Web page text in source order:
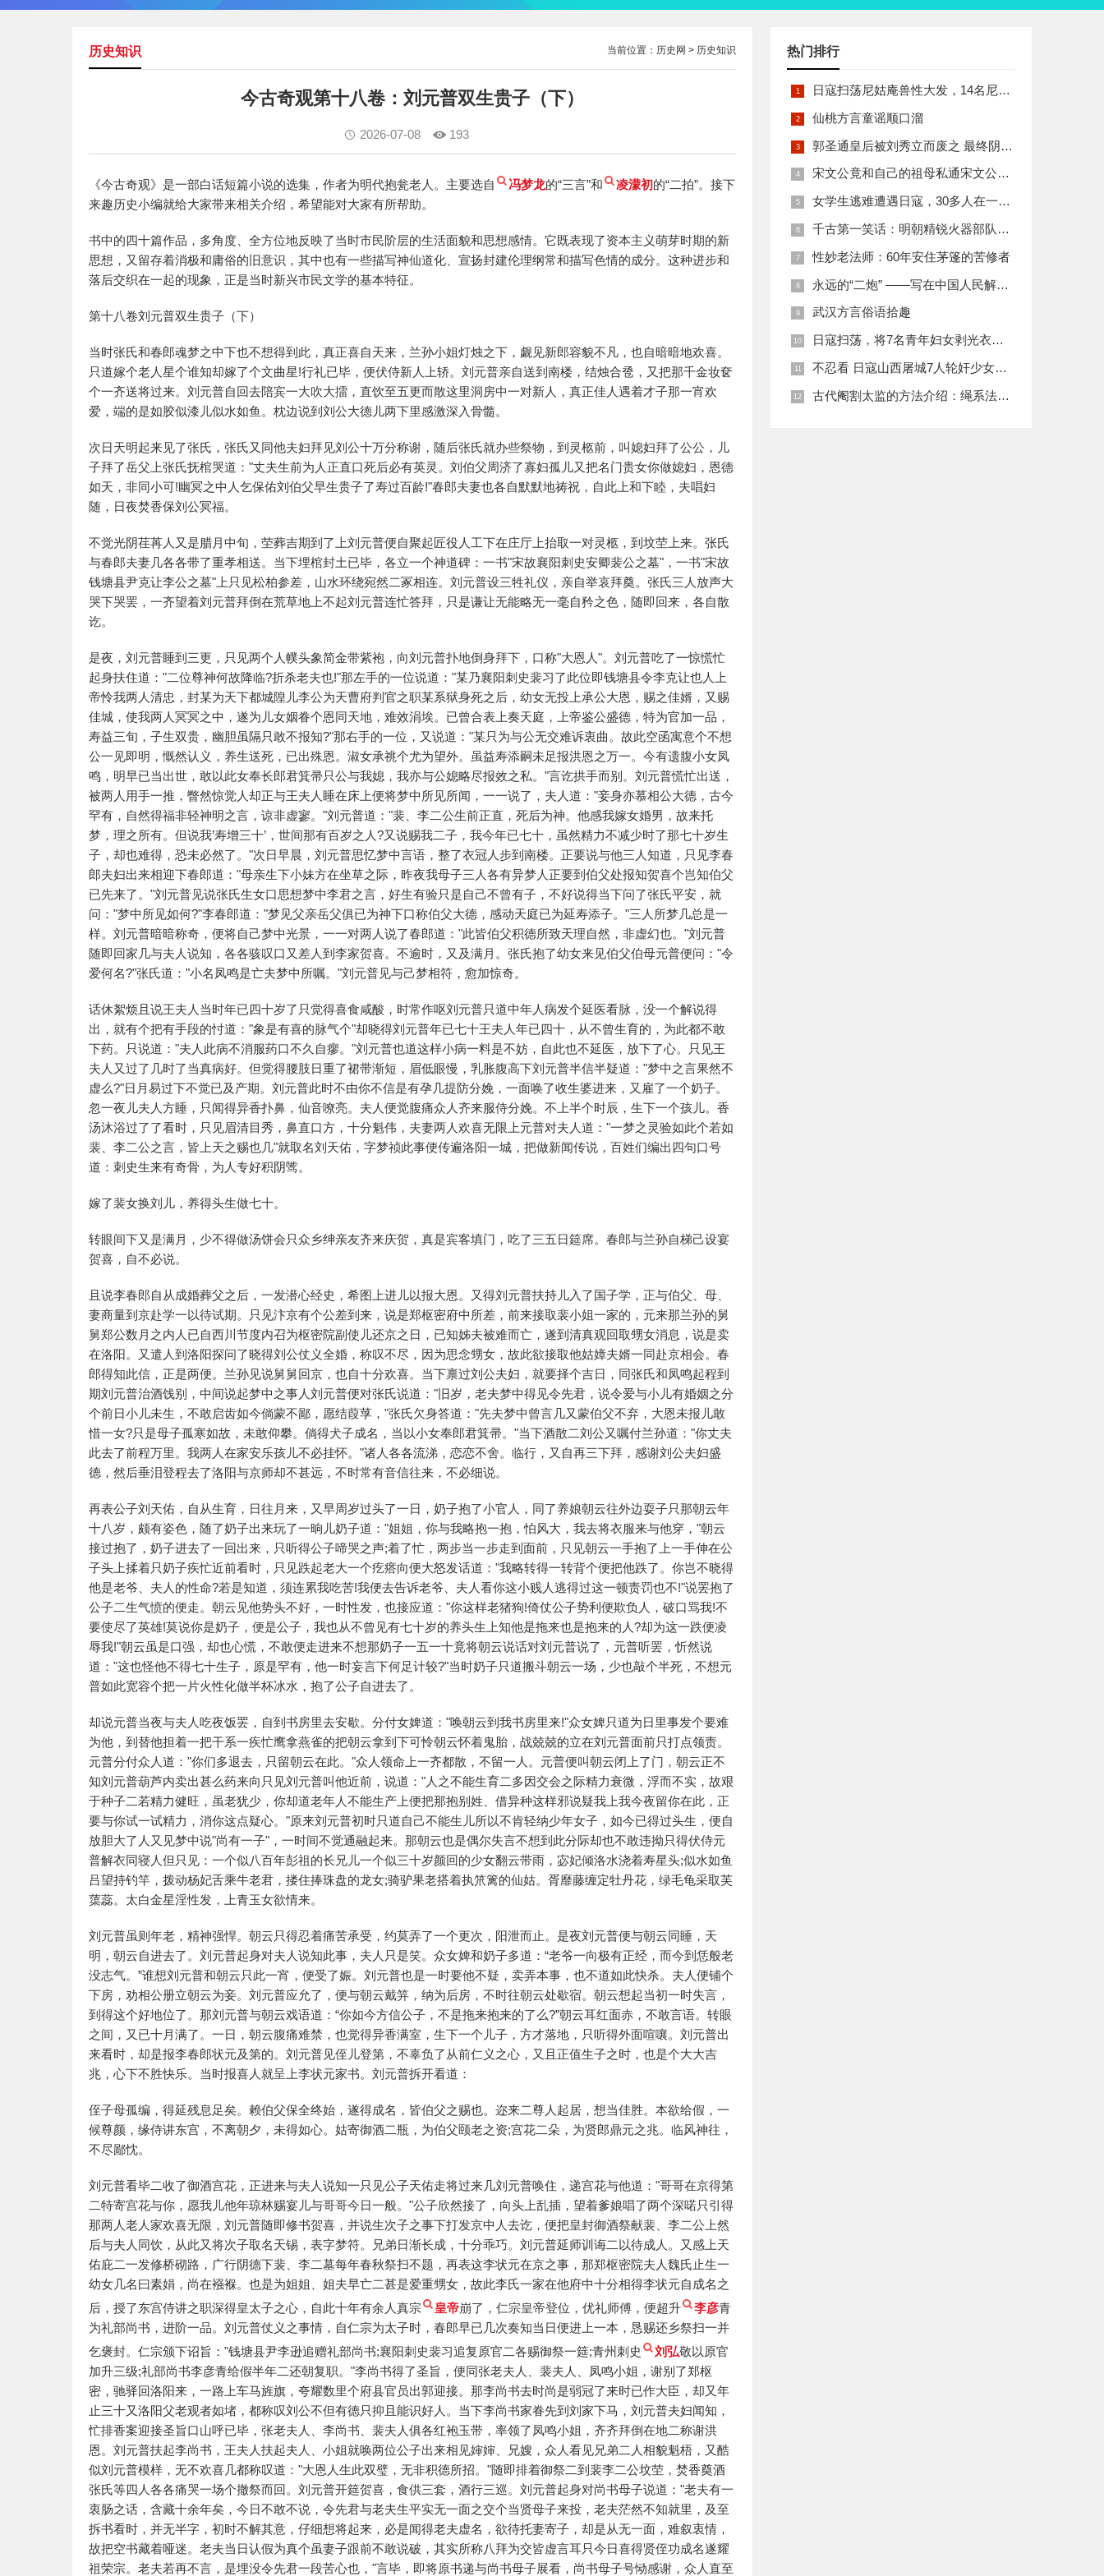
当前位置： 历史网 > 历史知识
历史知识
今古奇观第十八卷：刘元普双生贵子（下）
2026-07-08 193
《今古奇观》是一部白话短篇小说的选集，作者为明代抱瓮老人。主要选自 冯梦龙的“三言”和 凌濛初的“二拍”。接下
来趣历史小编就给大家带来相关介绍，希望能对大家有所帮助。
书中的四十篇作品，多角度、全方位地反映了当时市民阶层的生活面貌和思想感情。它既表现了资本主义萌芽时期的新
思想，又留存着消极和庸俗的旧意识，其中也有一些描写神仙道化、宣扬封建伦理纲常和描写色情的成分。这种进步和
落后交织在一起的现象，正是当时新兴市民文学的基本特征。
第十八卷刘元普双生贵子（下）
当时张氏和春郎魂梦之中下也不想得到此，真正喜自天来，兰孙小姐灯烛之下，觑见新郎容貌不凡，也自暗暗地欢喜。
只道嫁个老人星个谁知却嫁了个文曲星!行礼已毕，便伏侍新人上轿。刘元普亲自送到南楼，结烛合卺，又把那千金妆奁
个一齐送将过来。刘元普自回去陪宾一大吹大擂，直饮至五更而散这里洞房中一对新人，真正佳人遇着才子那一宵欢
爱，端的是如胶似漆儿似水如鱼。枕边说到刘公大德儿两下里感激深入骨髓。
次日天明起来见了张氏，张氏又同他夫妇拜见刘公十万分称谢，随后张氏就办些祭物，到灵柩前，叫媳妇拜了公公，儿
子拜了岳父上张氏抚棺哭道："丈夫生前为人正直口死后必有英灵。刘伯父周济了寡妇孤儿又把名门贵女你做媳妇，恩德
如天，非同小可!幽冥之中人乞保佑刘伯父早生贵子了寿过百龄!"春郎夫妻也各自默默地祷祝，自此上和下睦，夫唱妇
随，日夜焚香保刘公冥福。
不觉光阴荏苒人又是腊月中旬，茔葬吉期到了上刘元普便自聚起匠役人工下在庄厅上抬取一对灵柩，到坟茔上来。张氏
与春郎夫妻几各各带了重孝相送。当下埋棺封土已毕，各立一个神道碑：一书"宋故襄阳刺史安卿裴公之墓"，一书"宋故
钱塘县尹克让李公之墓"上只见松柏参差，山水环绕宛然二冢相连。刘元普设三牲礼仪，亲自举哀拜奠。张氏三人放声大
哭下哭罢，一齐望着刘元普拜倒在荒草地上不起刘元普连忙答拜，只是谦让无能略无一毫自矜之色，随即回来，各自散
讫。
是夜，刘元普睡到三更，只见两个人幞头象简金带紫袍，向刘元普扑地倒身拜下，口称"大恩人"。刘元普吃了一惊慌忙
起身扶住道："二位尊神何故降临?折杀老夫也!"那左手的一位说道："某乃襄阳刺史裴习了此位即钱塘县令李克让也人上
帝怜我两人清忠，封某为天下都城隍儿李公为天曹府判官之职某系狱身死之后，幼女无投上承公大恩，赐之佳婿，又赐
佳城，使我两人冥冥之中，遂为儿女姻眷个恩同天地，难效涓埃。已曾合表上奏天庭，上帝鉴公盛德，特为官加一品，
寿益三旬，子生双贵，幽胆虽隔只敢不报知?"那右手的一位，又说道："某只为与公无交难诉衷曲。故此空函寓意个不想
公一见即明，慨然认义，养生送死，已出殊恩。淑女承祧个尤为望外。虽益寿添嗣未足报洪恩之万一。今有遗腹小女凤
鸣，明早已当出世，敢以此女奉长郎君箕帚只公与我媳，我亦与公媳略尽报效之私。"言讫拱手而别。刘元普慌忙出送，
被两人用手一推，瞥然惊觉人却正与王夫人睡在床上便将梦中所见所闻，一一说了，夫人道："妾身亦慕相公大德，古今
罕有，自然得福非轻神明之言，谅非虚寥。"刘元普道："裴、李二公生前正直，死后为神。他感我嫁女婚男，故来托
梦，理之所有。但说我’寿增三十’，世间那有百岁之人?又说赐我二子，我今年已七十，虽然精力不减少时了那七十岁生
子，却也难得，恐未必然了。"次日早晨，刘元普思忆梦中言语，整了衣冠人步到南楼。正要说与他三人知道，只见李春
郎夫妇出来相迎下春郎道："母亲生下小妹方在坐草之际，昨夜我母子三人各有异梦人正要到伯父处报知贺喜个岂知伯父
已先来了。"刘元普见说张氏生女口思想梦中李君之言，好生有验只是自己不曾有子，不好说得当下问了张氏平安，就
问："梦中所见如何?"李春郎道："梦见父亲岳父俱已为神下口称伯父大德，感动天庭已为延寿添子。"三人所梦几总是一
样。刘元普暗暗称奇，便将自己梦中光景，一一对两人说了春郎道："此皆伯父积德所致天理自然，非虚幻也。"刘元普
随即回家几与夫人说知，各各骇叹口又差人到李家贺喜。不逾时，又及满月。张氏抱了幼女来见伯父伯母元普便问："令
爱何名?"张氏道："小名凤鸣是亡夫梦中所嘱。"刘元普见与己梦相符，愈加惊奇。
话休絮烦且说王夫人当时年已四十岁了只觉得喜食咸酸，时常作呕刘元普只道中年人病发个延医看脉，没一个解说得
出，就有个把有手段的忖道："象是有喜的脉气个"却晓得刘元普年已七十王夫人年已四十，从不曾生育的，为此都不敢
下药。只说道："夫人此病不消服药口不久自瘳。"刘元普也道这样小病一料是不妨，自此也不延医，放下了心。只见王
夫人又过了几时了当真病好。但觉得腰肢日重了裙带渐短，眉低眼慢，乳胀腹高下刘元普半信半疑道："梦中之言果然不
虚么?"日月易过下不觉已及产期。刘元普此时不由你不信是有孕几提防分娩，一面唤了收生婆进来，又雇了一个奶子。
忽一夜儿夫人方睡，只闻得异香扑鼻，仙音嘹亮。夫人便觉腹痛众人齐来服侍分娩。不上半个时辰，生下一个孩儿。香
汤沐浴过了了看时，只见眉清目秀，鼻直口方，十分魁伟，夫妻两人欢喜无限上元普对夫人道："一梦之灵验如此个若如
裴、李二公之言，皆上天之赐也几"就取名刘天佑，字梦祯此事便传遍洛阳一城，把做新闻传说，百姓们编出四句口号
道：刺史生来有奇骨，为人专好积阴骘。
嫁了裴女换刘儿，养得头生做七十。
转眼间下又是满月，少不得做汤饼会只众乡绅亲友齐来庆贺，真是宾客填门，吃了三五日筵席。春郎与兰孙自梯己设宴
贺喜，自不必说。
且说李春郎自从成婚葬父之后，一发潜心经史，希图上进儿以报大恩。又得刘元普扶持儿入了国子学，正与伯父、母、
妻商量到京赴学一以待试期。只见汴京有个公差到来，说是郑枢密府中所差，前来接取裴小姐一家的，元来那兰孙的舅
舅郑公数月之内人已自西川节度内召为枢密院副使儿还京之日，已知姊夫被难而亡，遂到清真观回取甥女消息，说是卖
在洛阳。又遣人到洛阳探问了晓得刘公仗义全婚，称叹不尽，因为思念甥女，故此欲接取他姑嫜夫婿一同赴京相会。春
郎得知此信，正是两便。兰孙见说舅舅回京，也自十分欢喜。当下禀过刘公夫妇，就要择个吉日，同张氏和凤鸣起程到
期刘元普治酒饯别，中间说起梦中之事人刘元普便对张氏说道："旧岁，老夫梦中得见令先君，说令爱与小儿有婚姻之分
个前日小儿未生，不敢启齿如今倘蒙不鄙，愿结葭莩，"张氏欠身答道："先夫梦中曾言几又蒙伯父不弃，大恩未报儿敢
惜一女?只是母子孤寒如故，未敢仰攀。倘得犬子成名，当以小女奉郎君箕帚。"当下酒散二刘公又嘱付兰孙道："你丈夫
此去了前程万里。我两人在家安乐孩儿不必挂怀。"诸人各各流涕，恋恋不舍。临行，又自再三下拜，感谢刘公夫妇盛
德，然后垂泪登程去了洛阳与京师却不甚远，不时常有音信往来，不必细说。
再表公子刘天佑，自从生育，日往月来，又早周岁过头了一日，奶子抱了小官人，同了养娘朝云往外边耍子只那朝云年
十八岁，颇有姿色，随了奶子出来玩了一晌儿奶子道："姐姐，你与我略抱一抱，怕风大，我去将衣服来与他穿，"朝云
接过抱了，奶子进去了一回出来，只听得公子啼哭之声;着了忙，两步当一步走到面前，只见朝云一手抱了上一手伸在公
子头上揉着只奶子疾忙近前看时，只见跌起老大一个疙瘩向便大怒发话道："我略转得一转背个便把他跌了。你岂不晓得
他是老爷、夫人的性命?若是知道，须连累我吃苦!我便去告诉老爷、夫人看你这小贱人逃得过这一顿责罚也不!"说罢抱了
公子二生气愤的便走。朝云见他势头不好，一时性发，也接应道："你这样老猪狗!倚仗公子势利便欺负人，破口骂我!不
要使尽了英雄!莫说你是奶子，便是公子，我也从不曾见有七十岁的养头生上知他是拖来也是抱来的人?却为这一跌便凌
辱我!"朝云虽是口强，却也心慌，不敢便走进来不想那奶子一五一十竟将朝云说话对刘元普说了，元普听罢，忻然说
道："这也怪他不得七十生子，原是罕有，他一时妄言下何足计较?"当时奶子只道搬斗朝云一场，少也敲个半死，不想元
普如此宽容个把一片火性化做半杯冰水，抱了公子自进去了。
却说元普当夜与夫人吃夜饭罢，自到书房里去安歇。分付女婢道："唤朝云到我书房里来!"众女婢只道为日里事发个要难
为他，到替他担着一把干系一疾忙鹰拿燕雀的把朝云拿到下可怜朝云怀着鬼胎，战兢兢的立在刘元普面前只打点领责。
元普分付众人道："你们多退去，只留朝云在此。"众人领命上一齐都散，不留一人。元普便叫朝云闭上了门，朝云正不
知刘元普葫芦内卖出甚么药来向只见刘元普叫他近前，说道："人之不能生育二多因交会之际精力衰微，浮而不实，故艰
于种子二若精力健旺，虽老犹少，你却道老年人不能生产上便把那抱别姓、借异种这样邪说疑我上我今夜留你在此，正
要与你试一试精力，消你这点疑心。"原来刘元普初时只道自己不能生儿所以不肯轻纳少年女子，如今已得过头生，便自
放胆大了人又见梦中说"尚有一子"，一时间不觉通融起来。那朝云也是偶尔失言不想到此分际却也不敢违拗只得伏侍元
普解衣同寝人但只见：一个似八百年彭祖的长兄儿一个似三十岁颜回的少女翻云带雨，宓妃倾洛水浇着寿星头;似水如鱼
吕望持钓竿，拨动杨妃舌乘牛老君，搂住捧珠盘的龙女;骑驴果老搭着执笊篱的仙姑。胥靡藤缠定牡丹花，绿毛龟采取芙
蕖蕊。太白金星淫性发，上青玉女欲情来。
刘元普虽则年老，精神强悍。朝云只得忍着痛苦承受，约莫弄了一个更次，阳泄而止。是夜刘元普便与朝云同睡，天
明，朝云自进去了。刘元普起身对夫人说知此事，夫人只是笑。众女婢和奶子多道：“老爷一向极有正经，而今到恁般老
没志气。”谁想刘元普和朝云只此一宵，便受了娠。刘元普也是一时要他不疑，卖弄本事，也不道如此快杀。夫人便铺个
下房，劝相公册立朝云为妾。刘元普应允了，便与朝云戴笄，纳为后房，不时往朝云处歇宿。朝云想起当初一时失言，
到得这个好地位了。那刘元普与朝云戏语道：“你如今方信公子，不是拖来抱来的了么?”朝云耳红面赤，不敢言语。转眼
之间，又已十月满了。一日，朝云腹痛难禁，也觉得异香满室，生下一个儿子，方才落地，只听得外面喧嚷。刘元普出
来看时，却是报李春郎状元及第的。刘元普见侄儿登第，不辜负了从前仁义之心，又且正值生子之时，也是个大大吉
兆，心下不胜快乐。当时报喜人就呈上李状元家书。刘元普拆开看道：
侄子母孤编，得延残息足矣。赖伯父保全终始，遂得成名，皆伯父之赐也。迩来二尊人起居，想当佳胜。本欲给假，一
候尊颜，缘侍讲东宫，不离朝夕，未得如心。姑寄御酒二瓶，为伯父颐老之资;宫花二朵，为贤郎鼎元之兆。临风神往，
不尽鄙忱。
刘元普看毕二收了御酒宫花，正进来与夫人说知一只见公子天佑走将过来几刘元普唤住，递宫花与他道："哥哥在京得第
二特寄宫花与你，愿我儿他年琼林赐宴儿与哥哥今日一般。"公子欣然接了，向头上乱插，望着爹娘唱了两个深喏只引得
那两人老人家欢喜无限，刘元普随即修书贺喜，并说生次子之事下打发京中人去讫，便把皇封御酒祭献裴、李二公上然
后与夫人同饮，从此又将次子取名天锡，表字梦符。兄弟日渐长成，十分乖巧。刘元普延师训诲二以待成人。又感上天
佑庇二一发修桥砌路，广行阴德下裴、李二墓每年春秋祭扫不题，再表这李状元在京之事，那郑枢密院夫人魏氏止生一
幼女几名曰素娟，尚在襁褓。也是为姐姐、姐夫早亡二甚是爱重甥女，故此李氏一家在他府中十分相得李状元自成名之
后，授了东宫侍讲之职深得皇太子之心，自此十年有余人真宗
皇帝崩了，仁宗皇帝登位，优礼师傅，便超升 李彦青
为礼部尚书，进阶一品。刘元普仗义之事情，自仁宗为太子时，春郎早已几次奏知当日便进上一本，恳赐还乡祭扫一并
乞褒封。仁宗颁下诏旨："钱塘县尹李逊追赠礼部尚书;襄阳刺史裴习追复原官二各赐御祭一筵;青州刺史
刘弘敬以原官
加升三级;礼部尚书李彦青给假半年二还朝复职。"李尚书得了圣旨，便同张老夫人、裴夫人、凤鸣小姐，谢别了郑枢
密，驰驿回洛阳来，一路上车马旌旗，夸耀数里个府县官员出郭迎接。那李尚书去时尚是弱冠了来时已作大臣，却又年
止三十又洛阳父老观者如堵，都称叹刘公不但有德只抑且能识好人。当下李尚书家眷先到刘家下马，刘元普夫妇闻知，
忙排香案迎接圣旨口山呼已毕，张老夫人、李尚书、裴夫人俱各红袍玉带，率领了凤鸣小姐，齐齐拜倒在地二称谢洪
恩。刘元普扶起李尚书，王夫人扶起夫人、小姐就唤两位公子出来相见婶婶、兄嫂，众人看见兄弟二人相貌魁梧，又酷
似刘元普模样，无不欢喜几都称叹道："大恩人生此双璧，无非积德所招。"随即排着御祭二到裴李二公坟茔，焚香奠酒
张氏等四人各各痛哭一场个撤祭而回。刘元普开筵贺喜，食供三套，酒行三巡。刘元普起身对尚书母子说道："老夫有一
衷肠之话，含藏十余年矣，今日不敢不说，令先君与老夫生平实无一面之交个当贤母子来投，老夫茫然不知就里，及至
拆书看时，并无半字，初时不解其意，仔细想将起来，必是闻得老夫虚名，欲待托妻寄子，却是从无一面，难叙衷情，
故把空书藏着哑迷。老夫当日认假为真个虽妻子跟前不敢说破，其实所称八拜为交皆虚言耳只今日喜得贤侄功成名遂耀
祖荣宗。老夫若再不言，是埋没令先君一段苦心也，"言毕，即将原书递与尚书母子展看，尚书母子号恸感谢，众人直至
热门排行
日寇扫荡尼姑庵兽性大发，14名尼姑遭玷污后集体自焚
仙桃方言童谣顺口溜
郭圣通皇后被刘秀立而废之 最终阴丽华当上了皇后 那么她的五个儿子有何结局
宋文公竟和自己的祖母私通宋文公是如何死的
女学生逃难遭遇日寇，30多人在一所小校里被集体奸淫
千古第一笑话：明朝精锐火器部队亡于一只'鸡'
性妙老法师：60年安住茅篷的苦修者
永远的“二炮” ——写在中国人民解放军火箭军组建之际
武汉方言俗语拾趣
日寇扫荡，将7名青年妇女剥光衣裤在庙前糟蹋
不忍看 日寇山西屠城7人轮奸少女后揪双腿活活分尸
古代阉割太监的方法介绍：绳系法与揉捏法